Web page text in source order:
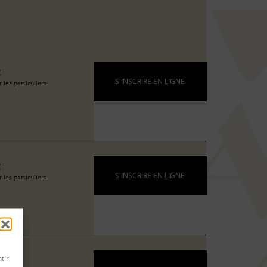
les particuliers S'INSCRIRE EN LIGNE
les particuliers S'INSCRIRE EN LIGNE